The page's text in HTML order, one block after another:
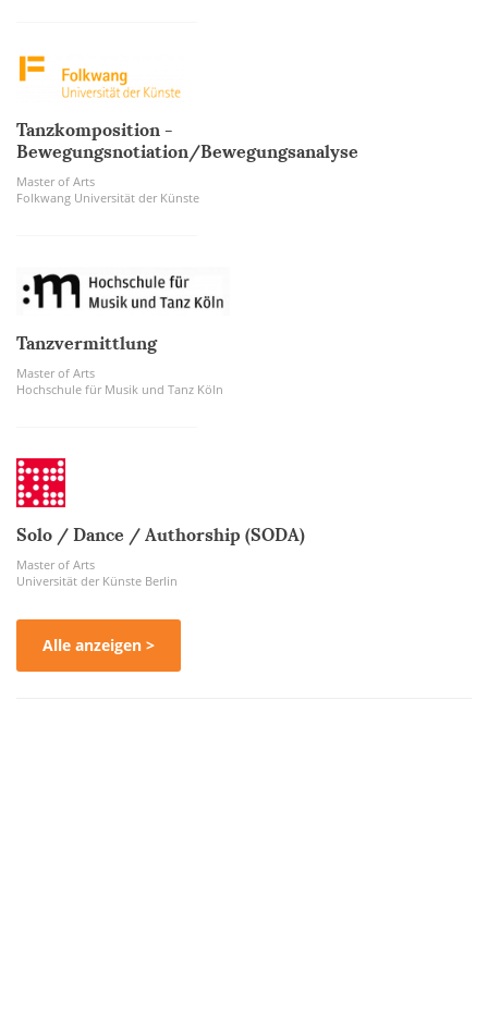
Tanzkomposition -
Bewegungsnotiation/Bewegungsanalyse
Master of Arts
Folkwang Universität der Künste
Tanzvermittlung
Master of Arts
Hochschule für Musik und Tanz Köln
Solo / Dance / Authorship (SODA)
Master of Arts
Universität der Künste Berlin
Alle anzeigen >